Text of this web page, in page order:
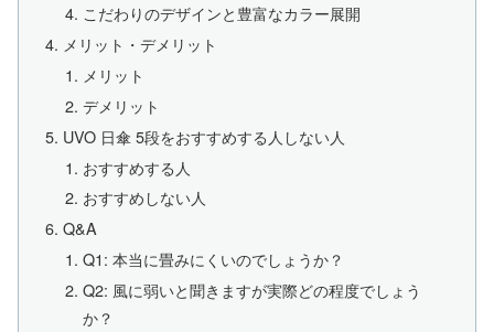
こだわりのデザインと豊富なカラー展開
メリット・デメリット
メリット
デメリット
UVO 日傘 5段をおすすめする人しない人
おすすめする人
おすすめしない人
Q&A
Q1: 本当に畳みにくいのでしょうか？
Q2: 風に弱いと聞きますが実際どの程度でしょう
か？